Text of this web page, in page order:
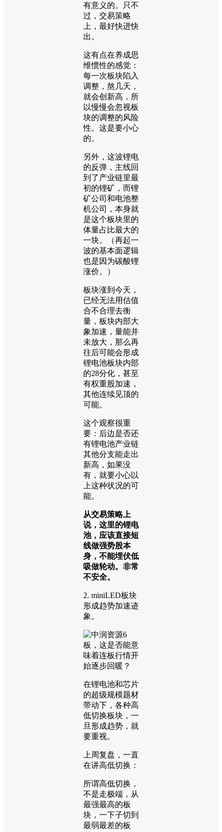
有意义的。只不
过，交易策略
上，最好快进快
出。
这有点在养成思
维惯性的感觉：
每一次板块陷入
调整，熬几天，
就会创新高，所
以慢慢会忽视板
块的调整的风险
性。这是要小心
的。
另外，这波锂电
的反弹，主线回
到了产业链里最
初的锂矿，而锂
矿公司和电池整
机公司，本身就
是这个板块里的
体量占比最大的
一块。（再起一
波的基本面逻辑
也是因为碳酸锂
涨价。）
板块涨到今天，
已经无法用估值
合不合理去衡
量，板块内部大
象加速，量能并
未放大，那么再
往后可能会形成
锂电池板块内部
的28分化，甚至
有权重股加速，
其他连续见顶的
可能。
这个观察很重
要：后边是否还
有锂电池产业链
其他分支能走出
新高，如果没
有，就要小心以
上这种状况的可
能。
从交易策略上
说，这里的锂电
池，应该直接短
线做强势股本
身，不能埋伏低
吸做轮动。非常
不安全。
2. miniLED板块
形成趋势加速迹
象。
在锂电池和芯片
的超级规模题材
带动下，各种高
低切换板块，一
旦形成趋势，就
要重视。
上周复盘，一直
在讲高低切换：
所谓高低切换，
不是走极端，从
最强最高的板
块，一下子切到
最弱最差的板